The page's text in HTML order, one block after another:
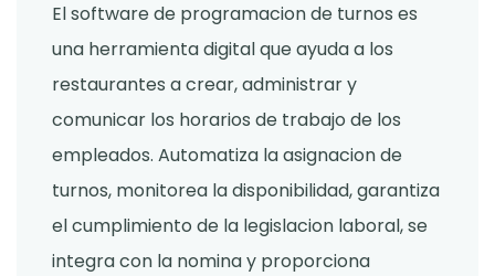
El software de programacion de turnos es
una herramienta digital que ayuda a los
restaurantes a crear, administrar y
comunicar los horarios de trabajo de los
empleados. Automatiza la asignacion de
turnos, monitorea la disponibilidad, garantiza
el cumplimiento de la legislacion laboral, se
integra con la nomina y proporciona